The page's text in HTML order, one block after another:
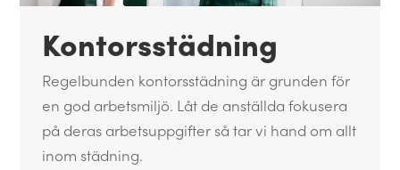
Kontorsstädning
Regelbunden kontorsstädning är grunden för
en god arbetsmiljö. Låt de anställda fokusera
på deras arbetsuppgifter så tar vi hand om allt
inom städning.